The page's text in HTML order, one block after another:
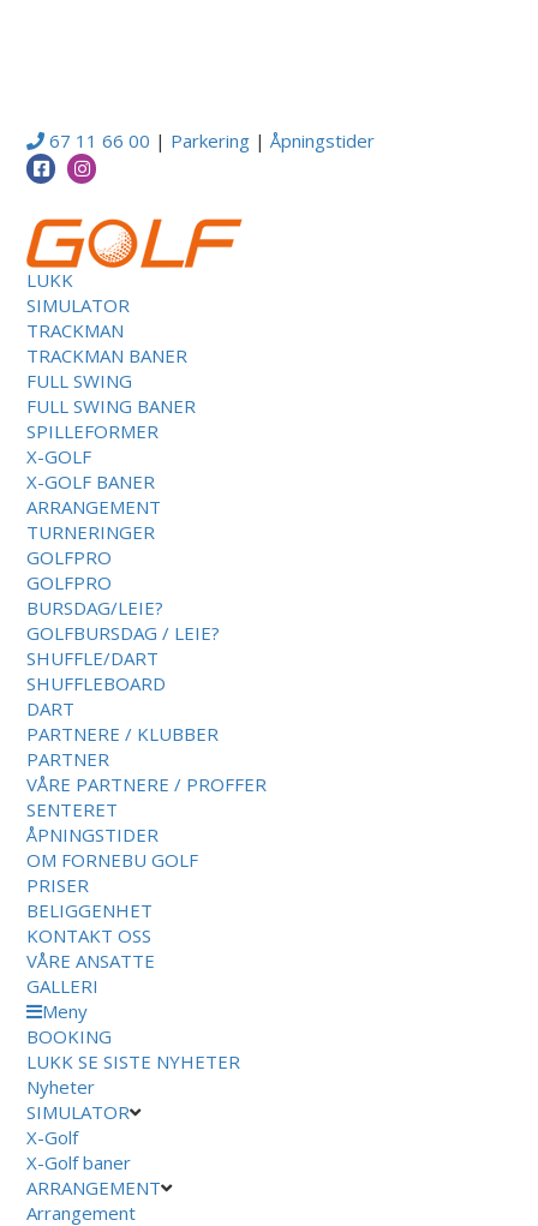
67 11 66 00 | Parkering |Åpningstider
LUKK
SIMULATOR
TRACKMAN
TRACKMAN BANER
FULL SWING
FULL SWING BANER
SPILLEFORMER
X-GOLF
X-GOLF BANER
ARRANGEMENT
TURNERINGER
GOLFPRO
GOLFPRO
BURSDAG/LEIE?
GOLFBURSDAG / LEIE?
SHUFFLE/DART
SHUFFLEBOARD
DART
PARTNERE / KLUBBER
PARTNER
VÅRE PARTNERE / PROFFER
SENTERET
ÅPNINGSTIDER
OM FORNEBU GOLF
PRISER
BELIGGENHET
KONTAKT OSS
VÅRE ANSATTE
GALLERI
Meny
BOOKING
LUKK SE SISTE NYHETER
Nyheter
SIMULATOR
X-Golf
X-Golf baner
ARRANGEMENT
Arrangement